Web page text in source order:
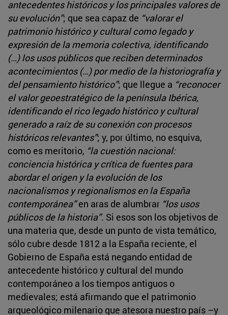
antecedentes históricos y los principales valores de
su evolución”; que sea capaz de “valorar el
patrimonio histórico y cultural como legado y
expresión de la memoria colectiva, identificando
(…) los usos públicos que reciben determinados
acontecimientos (…) por medio de la historiografía y
del pensamiento histórico”; que llegue a “reconocer
el valor geoestratégico de la península Ibérica,
identificando el rico legado histórico y cultural
generado a raíz de su conexión con procesos
históricos relevantes”; y, por último, no esquiva,
como es meritorio, “la cuestión nacional:
conciencia histórica y crítica de fuentes para
abordar el origen y la evolución de los
nacionalismos y regionalismos en la España
contemporánea”en aras de alumbrar “los usos
públicos de la historia”. Si esos son los objetivos de
una materia que, desde un punto de vista temático,
sólo cubre desde 1812 a la España reciente, el
Gobierno de España está negando entidad de
antecedente histórico y cultural del mundo
contemporáneo a los tiempos antiguos o
medievales; está afirmando que el patrimonio
arqueológico milenario que atesora nuestro país –y